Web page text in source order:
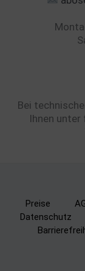
Bei
Ihnen
Preise
Datenschutz